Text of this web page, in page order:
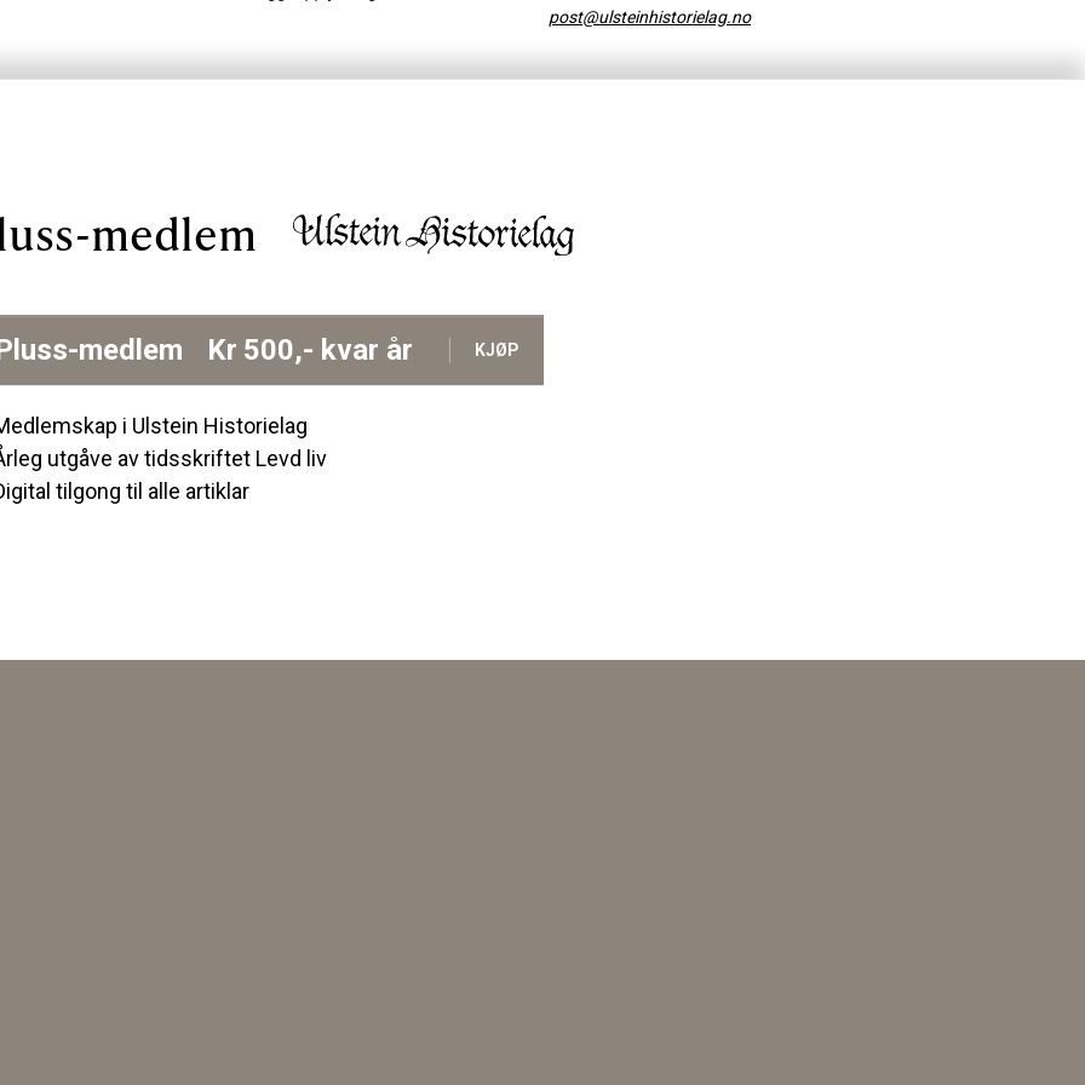
post@ulsteinhistorielag.no
medlem
medlem Kr 500,- kvar år KJØP
i Ulstein Historielag
utgåve av tidsskriftet Levd liv
tilgong til alle artiklar